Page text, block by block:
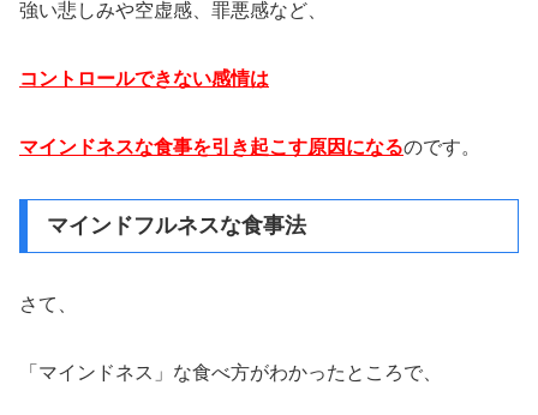
強い悲しみや空虚感、罪悪感など、
コントロールできない感情は
マインドネスな食事を引き起こす原因になるのです。
マインドフルネスな食事法
さて、
「マインドネス」な食べ方がわかったところで、